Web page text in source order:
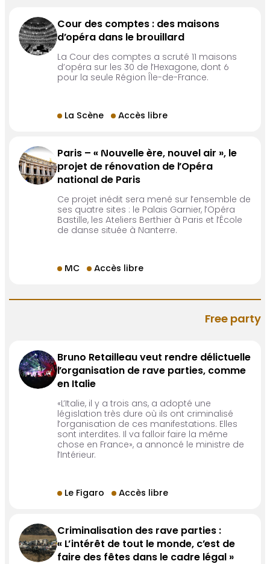
Cour des comptes : des maisons
d’opéra dans le brouillard
La Cour des comptes a scruté 11 maisons
d’opéra sur les 30 de l’Hexagone, dont 6
pour la seule Région Île-de-France.
La Scène Accès libre
Paris – « Nouvelle ère, nouvel air », le
projet de rénovation de l’Opéra
national de Paris
Ce projet inédit sera mené sur l’ensemble de
ses quatre sites : le Palais Garnier, l’Opéra
Bastille, les Ateliers Berthier à Paris et l’École
de danse située à Nanterre.
MC Accès libre
Free party
Bruno Retailleau veut rendre délictuelle
l’organisation de rave parties, comme
en Italie
«L’Italie, il y a trois ans, a adopté une
législation très dure où ils ont criminalisé
l’organisation de ces manifestations. Elles
sont interdites. Il va falloir faire la même
chose en France», a annoncé le ministre de
l’Intérieur.
Le Figaro Accès libre
Criminalisation des rave parties :
« L’intérêt de tout le monde, c’est de
faire des fêtes dans le cadre légal »